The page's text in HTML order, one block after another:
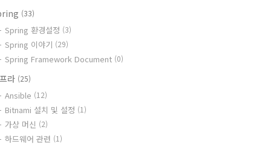
(33)
Spring 환경설정 (3)
Spring 이야기 (29)
Spring Framework Document (0)
라 (25)
Ansible (12)
Bitnami 설치 및 설정 (1)
가상 머신 (2)
하드웨어 관련 (1)